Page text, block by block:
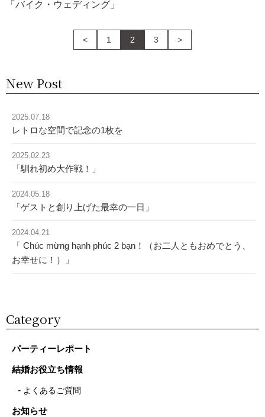
「バイク・ウェディング」
< 1 2 3 >
New Post
2025.07.18
レトロな空間で記念の1枚を
2025.02.23
「馴れ初め大作戦！」
2024.05.18
「ゲストと創り上げた最幸の一日」
2024.04.21
「 Chúc mừng hạnh phúc 2 bạn！（お二人ともおめでとう、
お幸せに！）」
Category
パーティーレポート
結婚お役立ち情報
よくあるご質問
お知らせ